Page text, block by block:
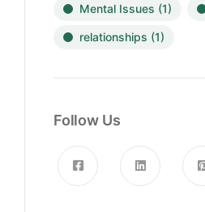
Mental Issues (1)
relationships (1)
Follow Us